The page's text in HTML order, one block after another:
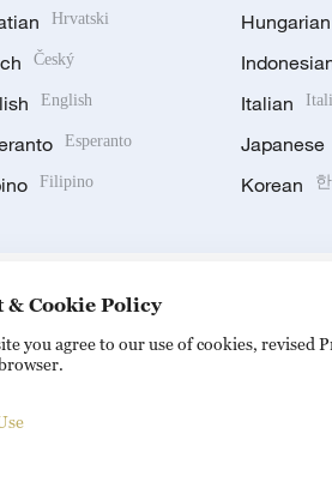
Hrvatski
Český
English
Esperanto
Filipino
Hungarian
Italian
Japanese
Korean
& Cookie Policy
you agree to our use of cookies, revised